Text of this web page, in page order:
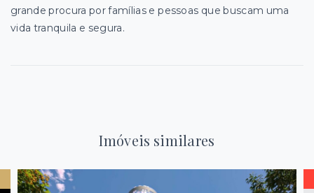
grande procura por famílias e pessoas que buscam uma
vida tranquila e segura.
Imóveis similares